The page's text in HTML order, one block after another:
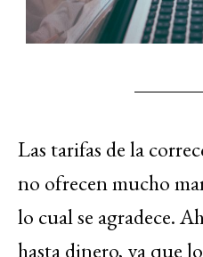
Las tarifas de la
no ofrecen mucho
lo cual se agradece.
hasta dinero, ya que